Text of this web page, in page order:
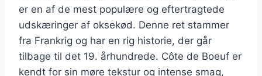
er en af de mest populære og eftertragtede
udskæringer af oksekød. Denne ret stammer
fra Frankrig og har en rig historie, der går
tilbage til det 19. århundrede. Côte de Boeuf er
kendt for sin møre tekstur og intense smag,